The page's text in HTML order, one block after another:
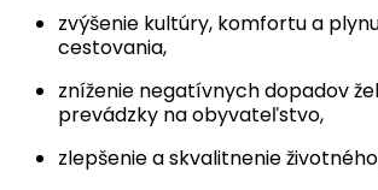
zvýšenie kultúry, komfortu a
cestovania,
zníženie negatívnych dopadov
prevádzky na obyvateľstvo,
zlepšenie a skvalitnenie